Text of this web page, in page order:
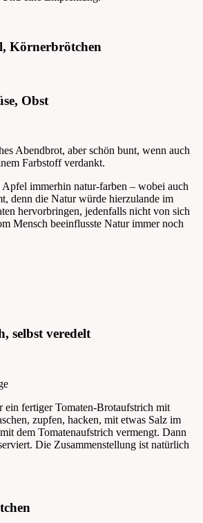
Körnerbrötchen
Obst
Abendbrot, aber schön bunt, wenn auch
Farbstoff verdankt.
immerhin natur-farben – wobei auch
denn die Natur würde hierzulande im
hervorbringen, jedenfalls nicht von sich
Mensch beeinflusste Natur immer noch
selbst veredelt
fertiger Tomaten-Brotaufstrich mit
zupfen, hacken, mit etwas Salz im
dem Tomatenaufstrich vermengt. Dann
Die Zusammenstellung ist natürlich